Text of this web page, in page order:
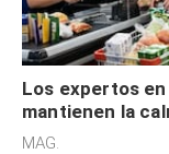
Los expertos
mantienen la
cognitiva,
MAG.